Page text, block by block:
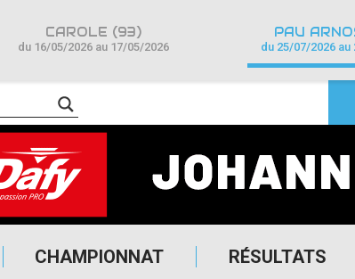
CHAMPIONNAT RÉSULTATS
CAROLE (93)
du 16/05/2026 au 17/05/2026
PAU
du 25/07/2026 au